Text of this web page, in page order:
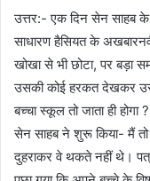
उत्तर:- एक दिन सेन साहब
साधारण हैसियत के
खोखा से भी छोटा, पर बड़ा
उसकी कोई हरकत देखकर
बच्चा स्कूल तो जाता ही
सेन साहब ने शुरू किया- मैं तो
दुहराकर वे थकते नहीं थे।